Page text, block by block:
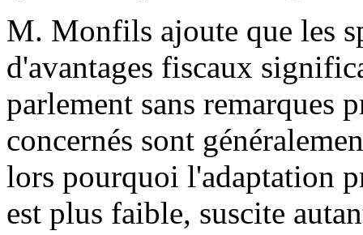
M. Monfils ajoute que les
d'avantages fiscaux
parlement sans remarques
concernés sont
lors pourquoi l'adaptation
est plus faible, suscite